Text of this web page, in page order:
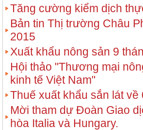
Tăng cường kiểm dịch
Bản tin Thị trường Châu
2015
Xuất khẩu nông sản 9
Hội thảo "Thương mại
kinh tế Việt Nam"
Thuế xuất khẩu sắn lát về
Mời tham dự Đoàn Giao
hòa Italia và Hungary.